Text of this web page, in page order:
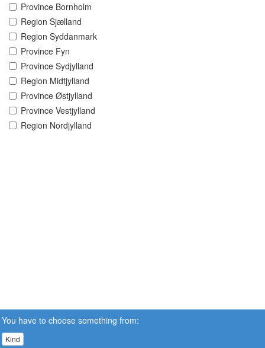
Province Bornholm
Region Sjælland
Region Syddanmark
Province Fyn
Province Sydjylland
Region Midtjylland
Province Østjylland
Province Vestjylland
Region Nordjylland
You have to choose something from:
Kind